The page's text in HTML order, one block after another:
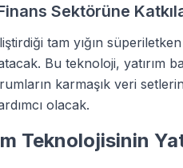
Sektörüne
tam yığın
Bu teknoloji, yatırım
karmaşık veri
olacak.
Teknolojisinin